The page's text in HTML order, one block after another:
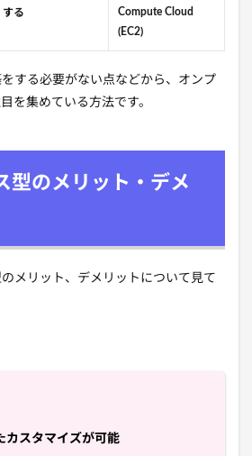
する
Compute Cloud
(EC2)
する必要がない点などから、オンプ
を集めている方法です。
型のメリット・デメ
メリット、デメリットについて見て
カスタマイズが可能